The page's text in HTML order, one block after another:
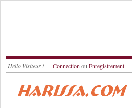
Hello Visiteur ! Connection ou Enregistrement